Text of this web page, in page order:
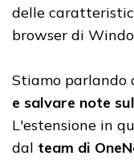
delle
browser di
Stiamo parlando
e salvare note
L'estensione in
dal team di